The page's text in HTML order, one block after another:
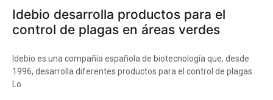
Idebio desarrolla productos para el
control de plagas en áreas verdes
Idebio es una compañía española de biotecnología que, desde
1996, desarrolla diferentes productos para el control de plagas.
Lo